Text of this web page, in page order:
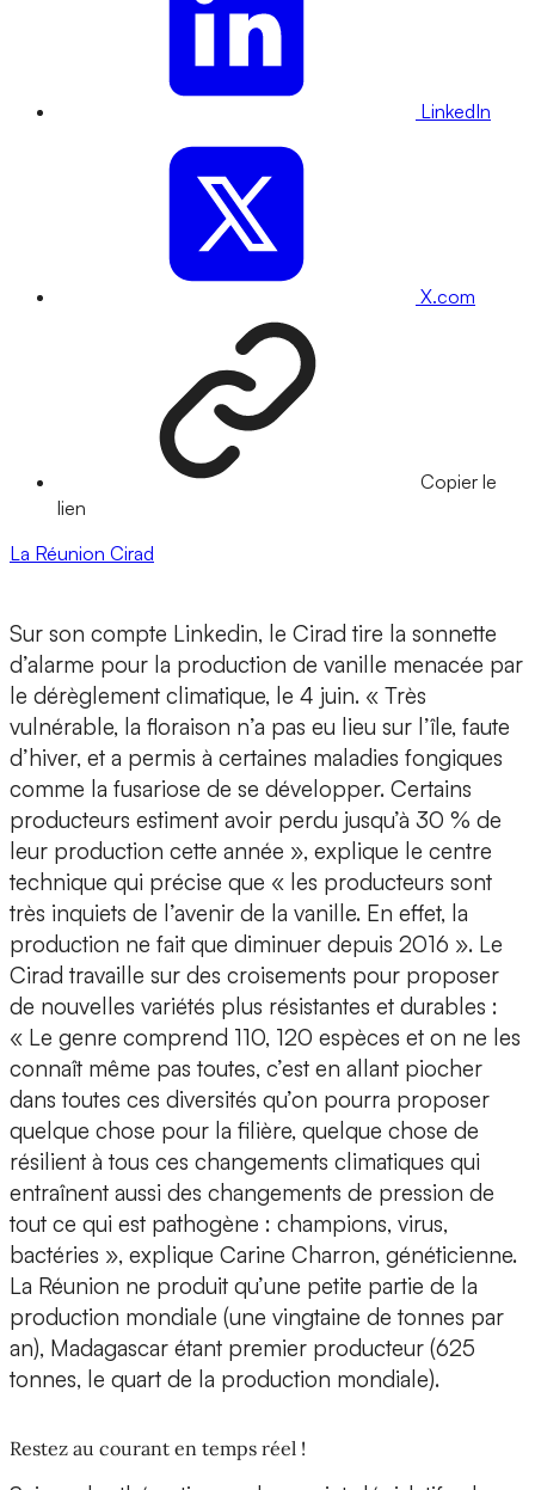
LinkedIn
X.com
Copier le
lien
La Réunion Cirad
Sur son compte Linkedin, le Cirad tire la sonnette
d’alarme pour la production de vanille menacée par
le dérèglement climatique, le 4 juin. « Très
vulnérable, la floraison n’a pas eu lieu sur l’île, faute
d’hiver, et a permis à certaines maladies fongiques
comme la fusariose de se développer. Certains
producteurs estiment avoir perdu jusqu’à 30 % de
leur production cette année », explique le centre
technique qui précise que « les producteurs sont
très inquiets de l’avenir de la vanille. En effet, la
production ne fait que diminuer depuis 2016 ». Le
Cirad travaille sur des croisements pour proposer
de nouvelles variétés plus résistantes et durables :
« Le genre comprend 110, 120 espèces et on ne les
connaît même pas toutes, c’est en allant piocher
dans toutes ces diversités qu’on pourra proposer
quelque chose pour la filière, quelque chose de
résilient à tous ces changements climatiques qui
entraînent aussi des changements de pression de
tout ce qui est pathogène : champions, virus,
bactéries », explique Carine Charron, généticienne.
La Réunion ne produit qu’une petite partie de la
production mondiale (une vingtaine de tonnes par
an), Madagascar étant premier producteur (625
tonnes, le quart de la production mondiale).
Restez au courant en temps réel !